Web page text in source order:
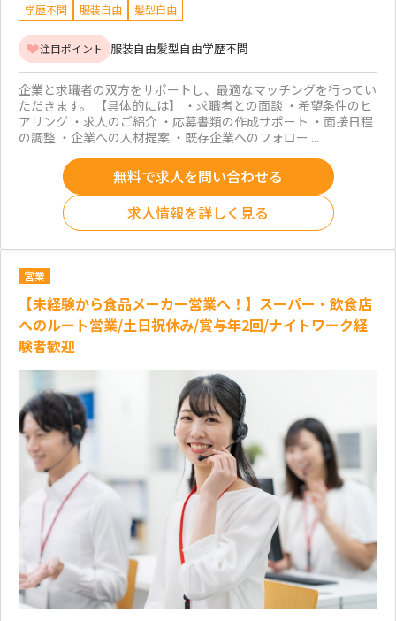
学歴不問 服装自由 髪型自由
注目ポイント 服装自由髪型自由学歴不問
企業と求職者の双方をサポートし、最適なマッチングを行ってい
ただきます。 【具体的には】 ・求職者との面談 ・希望条件のヒ
アリング ・求人のご紹介 ・応募書類の作成サポート ・面接日程
の調整 ・企業への人材提案 ・既存企業へのフォロー ...
無料で求人を問い合わせる
求人情報を詳しく見る
営業
【未経験から食品メーカー営業へ！】スーパー・飲食店
へのルート営業/土日祝休み/賞与年2回/ナイトワーク経
験者歓迎